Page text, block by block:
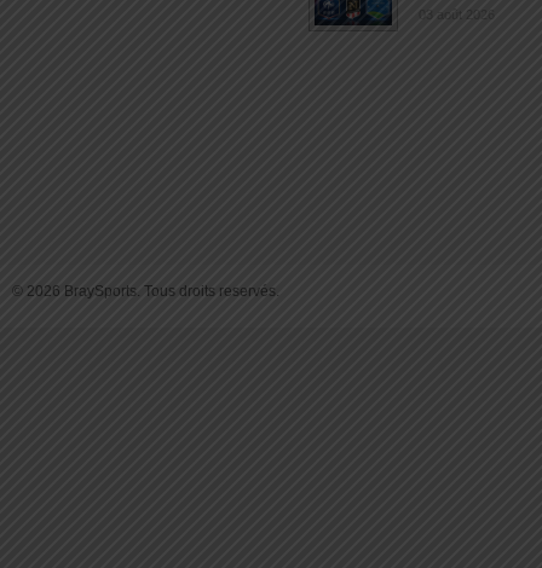
03 août 2026
© 2026 BraySports. Tous droits reservés.